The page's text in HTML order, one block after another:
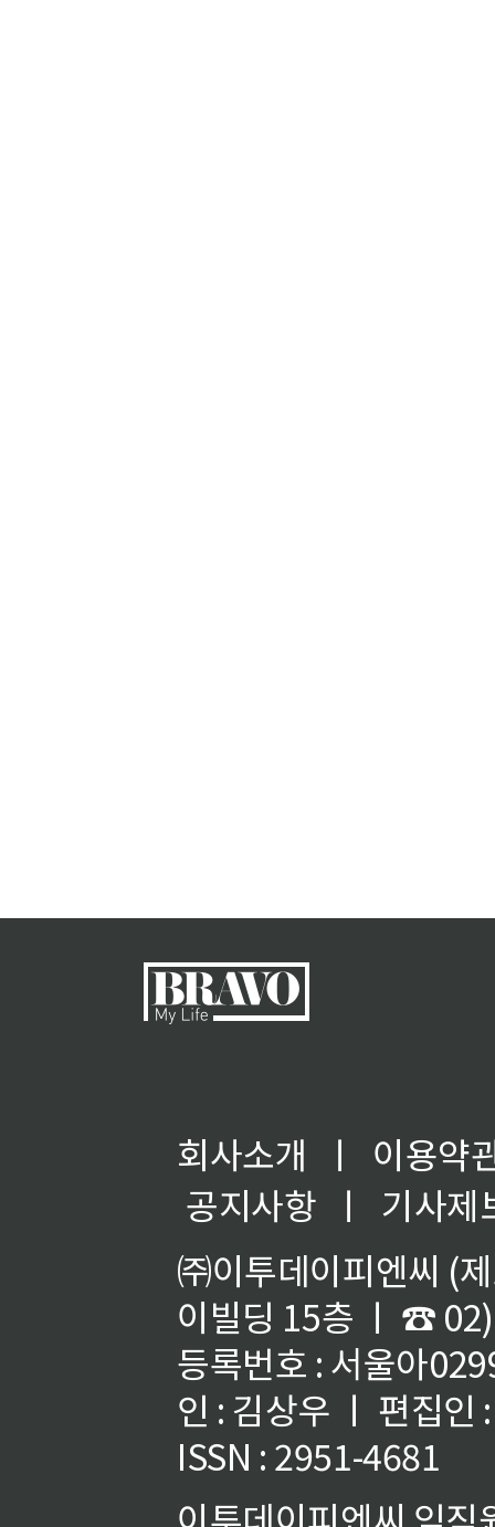
회사소개 ㅣ
이용약
공지사항
ㅣ
기사제
㈜이투데이피엔씨 (
이빌딩 15층 ㅣ ☎
등록번호 : 서울아
인 : 김상우 ㅣ 편집인
ISSN : 2951-4681